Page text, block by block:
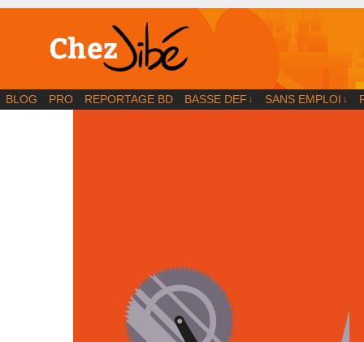
BD | Illustration | Blog
BLOG PRO REPORTAGE BD BASSE DEF ↓ SANS EMPLOI ↓